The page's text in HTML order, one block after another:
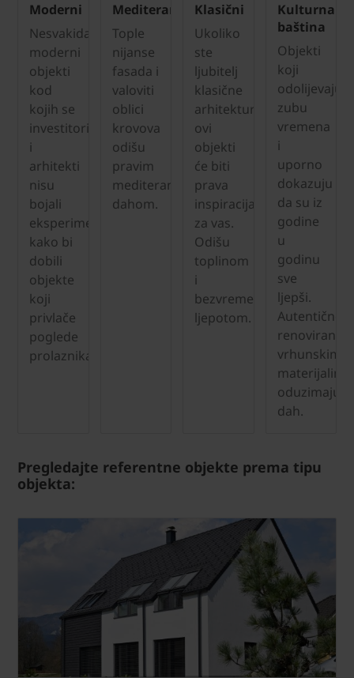
Moderni
Nesvakidašnji,
moderni
objekti
kod
kojih se
investitori
i
arhitekti
nisu
bojali
eksperimentirati
kako bi
dobili
objekte
koji
privlače
poglede
prolaznika.
Mediteranski
Tople
nijanse
fasada i
valoviti
oblici
krovova
odišu
pravim
mediteranskim
dahom.
Klasični
Ukoliko
ste
ljubitelj
klasične
arhitekture
ovi
objekti
će biti
prava
inspiracija
za vas.
Odišu
toplinom
i
bezvremenskom
ljepotom.
Kulturna
baština
Objekti
koji
odolijevaju
zubu
vremena
i
uporno
dokazuju
da su iz
godine
u
godinu
sve
ljepši.
Autentično
renovirani
vrhunskim
materijalima
oduzimaju
dah.
Pregledajte referentne objekte prema tipu
objekta: